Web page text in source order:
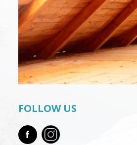
FOLLOW US